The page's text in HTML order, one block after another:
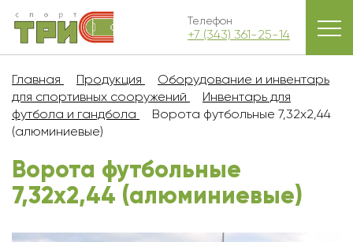
Телефон
+7 (343) 361-25-14
Главная Продукция
Оборудование и инвентарь
для спортивных сооружений
Инвентарь для
футбола и гандбола
Ворота футбольные 7,32x2,44
(алюминиевые)
Ворота футбольные
7,32x2,44 (алюминиевые)